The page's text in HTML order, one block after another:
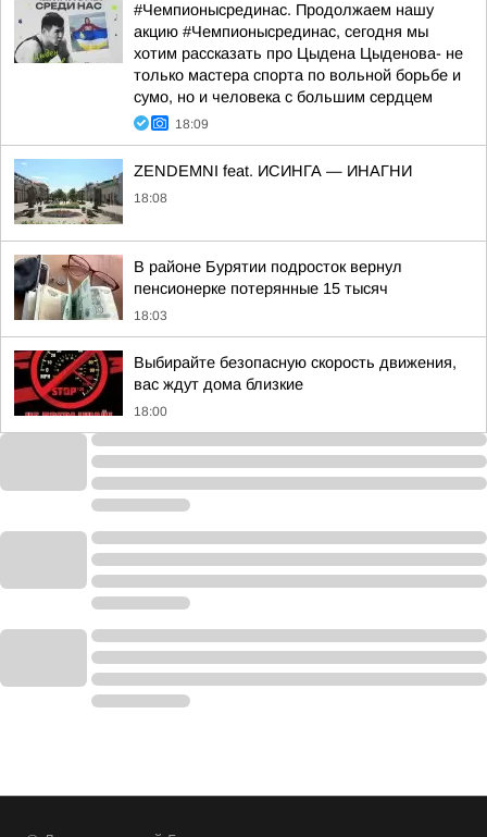
#Чемпионысрединас. Продолжаем нашу
акцию #Чемпионысрединас, сегодня мы
хотим рассказать про Цыдена Цыденова- не
только мастера спорта по вольной борьбе и
сумо, но и человека с большим сердцем
18:09
ZENDEMNI feat. ИСИНГА — ИНАГНИ
18:08
В районе Бурятии подросток вернул
пенсионерке потерянные 15 тысяч
18:03
Выбирайте безопасную скорость движения,
вас ждут дома близкие
18:00